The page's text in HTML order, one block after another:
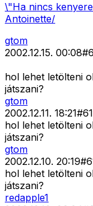
\"Ha nincs
Antoinette/
gtom
2002.12.15. 00:08#
hol lehet letölteni
játszani?
gtom
2002.12.11. 18:21#
hol lehet letölteni
játszani?
gtom
2002.12.10. 20:19#
hol lehet letölteni
játszani?
redapple1